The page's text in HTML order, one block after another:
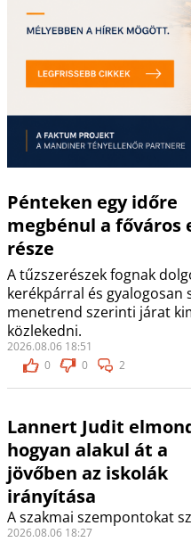
Pénteken egy időre
megbénul a főváros
része
A tűzszerészek fognak
kerékpárral és
menetrend szerinti járat
közlekedni.
2026.08.06 18:51
0
0 2
Lannert Judit
hogyan alakul át a
jövőben az iskolák
irányítása
A szakmai szempontokat
2026.08.06 18:27